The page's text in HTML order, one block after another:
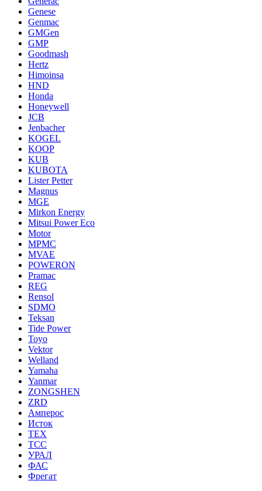
Genese
Genmac
GMGen
GMP
Goodmash
Hertz
Himoinsa
HND
Honda
Honeywell
JCB
Jenbacher
KOGEL
KOOP
KUB
KUBOTA
Lister Petter
Magnus
MGE
Mirkon Energy
Mitsui Power Eco
Motor
MPMC
MVAE
POWERON
Pramac
REG
Rensol
SDMO
Teksan
Tide Power
Toyo
Vektor
Welland
Yamaha
Yanmar
ZONGSHEN
ZRD
Амперос
Исток
ТЕХ
ТСС
УРАЛ
ФАС
Фрегат